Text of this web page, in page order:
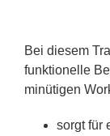
Bei diesem
funktionelle
minütigen
sorgt für